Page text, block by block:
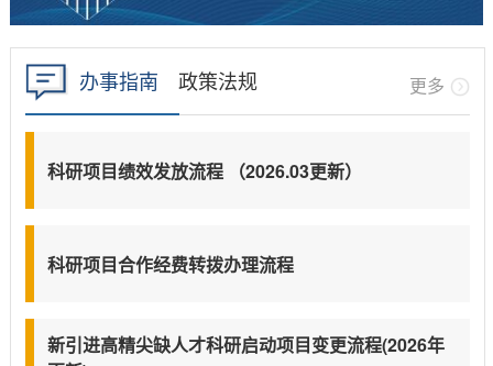
办事指南 政策法规 更多
科研项目绩效发放流程 （2026.03更新）
科研项目合作经费转拨办理流程
新引进高精尖缺人才科研启动项目变更流程(2026年